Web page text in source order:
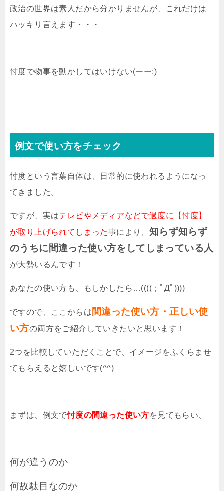
政治の世界は素人だから分かりませんが、これだけは
ハッキリ言えます・・・
忖度で物事を動かしてはいけない(ーー;)
例文で使い方をチェック
忖度という言葉自体は、日常的に使われるようになっ
てきました。
ですが、実はテレビやメディアなどで過度に【忖度】
が取り上げられてしまった事により、 知らず知らず
のうちに間違った使い方をしてしまっている人
が大勢いるんです！
あなたの使い方も、もしかしたら…((((；ﾟДﾟ))))
ですので、ここからは 間違った使い方・正しい使
い方の両方をご紹介していきたいと思います！
2つを比較していただくことで、イメージをふくらませ
てもらえると嬉しいです(^^)
まずは、例文で忖度の間違った使い方を見てもらい、
何が違うのか
何故駄目なのか